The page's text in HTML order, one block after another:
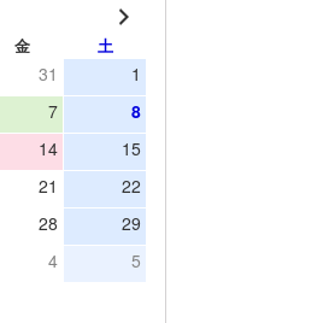
金 土
31
1
7
8
14
15
21
22
28
29
4 5